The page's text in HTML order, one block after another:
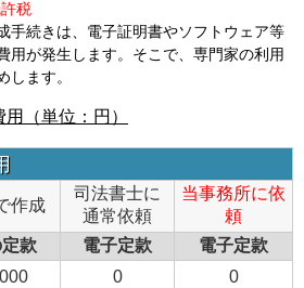
税
手続きは、電子証明書やソフトウェア等
用が発生します。そこで、専門家の利用
します。
（単位：円）
作成
司法書士に
通常依頼
当事務所に依
頼
款 電子定款
電子定款
0
0